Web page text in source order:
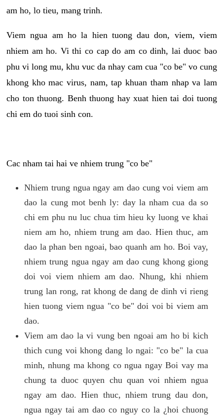
am ho, lo tieu, mang trinh.
Viem ngua am ho la hien tuong dau don, viem, viem
nhiem am ho. Vi thi co cap do am co dinh, lai duoc bao
phu vi long mu, khu vuc da nhay cam cua "co be" vo cung
khong kho mac virus, nam, tap khuan tham nhap va lam
cho ton thuong. Benh thuong hay xuat hien tai doi tuong
chi em do tuoi sinh con.
Cac nham tai hai ve nhiem trung "co be"
Nhiem trung ngua ngay am dao cung voi viem am
dao la cung mot benh ly: day la nham cua da so
chi em phu nu luc chua tim hieu ky luong ve khai
niem am ho, nhiem trung am dao. Hien thuc, am
dao la phan ben ngoai, bao quanh am ho. Boi vay,
nhiem trung ngua ngay am dao cung khong giong
doi voi viem nhiem am dao. Nhung, khi nhiem
trung lan rong, rat khong de dang de dinh vi rieng
hien tuong viem ngua "co be" doi voi bi viem am
dao.
Viem am dao la vi vung ben ngoai am ho bi kich
thich cung voi khong dang lo ngai: "co be" la cua
minh, nhung ma khong co ngua ngay Boi vay ma
chung ta duoc quyen chu quan voi nhiem ngua
ngay am dao. Hien thuc, nhiem trung dau don,
ngua ngay tai am dao co nguy co la ¿hoi chuong